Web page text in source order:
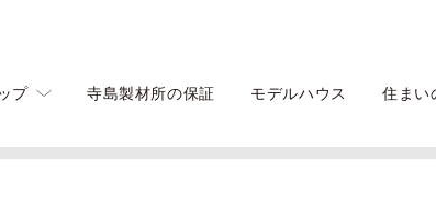
プ 寺島製材所の保証 モデルハウス 住まい